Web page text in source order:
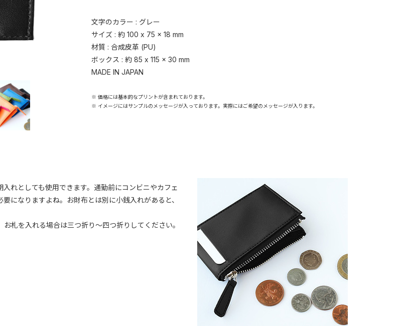
文字のカラー : グレー
サイズ : 約 100 x 75 x 18 mm
材質 : 合成皮革 (PU)
ボックス : 約 85 x 115 x 30 mm
MADE IN JAPAN
※ 価格には基本的なプリントが含まれております。
※ イメージにはサンプルのメッセージが入っております。実際にはご希望のメッセージが入ります。
れとしても使用できます。通勤前にコンビニやカフェ
になりますよね。お財布とは別に小銭入れがあると、
札を入れる場合は三つ折り～四つ折りしてください。